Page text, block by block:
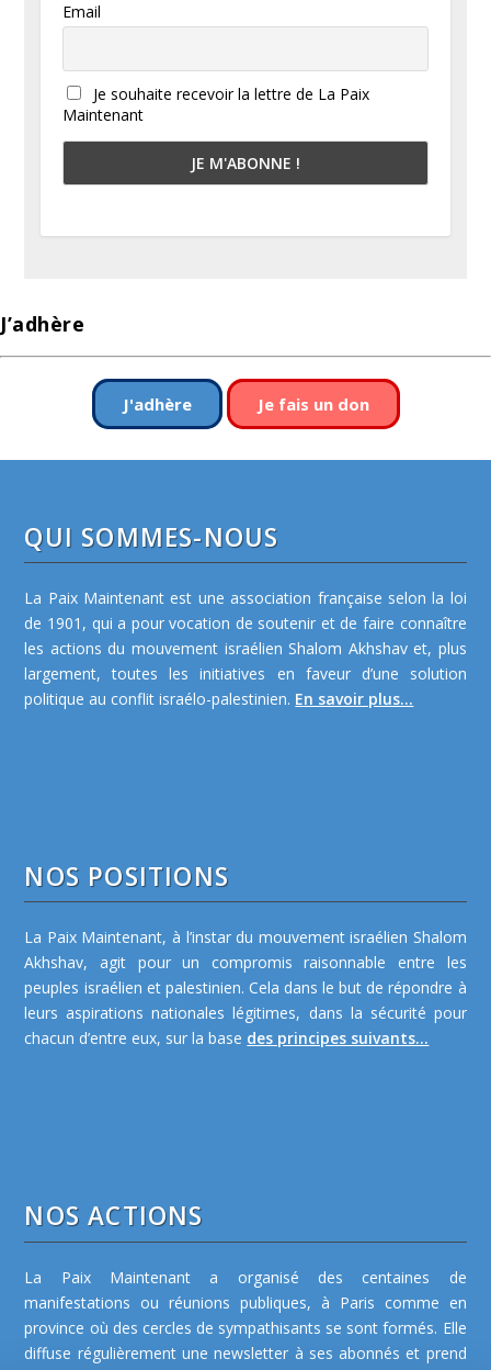
Email
Je souhaite recevoir la lettre de La Paix
Maintenant
J’adhère
J'adhère Je fais un don
QUI SOMMES-NOUS
La Paix Maintenant est une association française selon la loi
de 1901, qui a pour vocation de soutenir et de faire connaître
les actions du mouvement israélien Shalom Akhshav et, plus
largement, toutes les initiatives en faveur d’une solution
politique au conflit israélo-palestinien. En savoir plus...
NOS POSITIONS
La Paix Maintenant, à l’instar du mouvement israélien Shalom
Akhshav, agit pour un compromis raisonnable entre les
peuples israélien et palestinien. Cela dans le but de répondre à
leurs aspirations nationales légitimes, dans la sécurité pour
chacun d’entre eux, sur la base des principes suivants...
NOS ACTIONS
La Paix Maintenant a organisé des centaines de
manifestations ou réunions publiques, à Paris comme en
province où des cercles de sympathisants se sont formés. Elle
diffuse régulièrement une newsletter à ses abonnés et prend